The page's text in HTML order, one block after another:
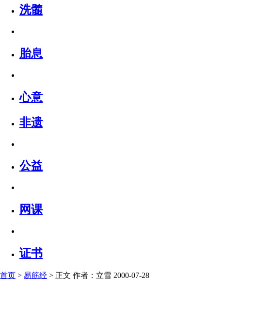
洗髓
胎息
心意
非遗
公益
网课
证书
首页 > 易筋经 > 正文 作者：立雪 2000-07-28